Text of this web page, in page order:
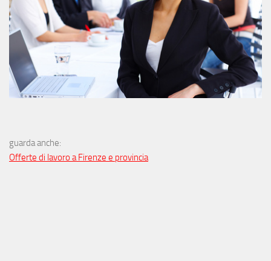
guarda anche:
Offerte di lavoro a Firenze e provincia